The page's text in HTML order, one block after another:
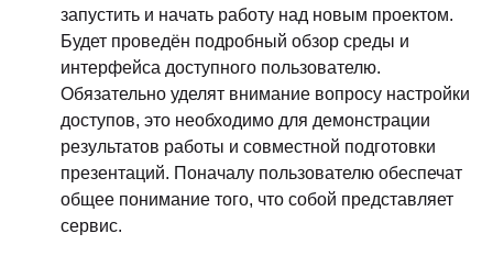
запустить и начать работу над новым проектом.
Будет проведён подробный обзор среды и
интерфейса доступного пользователю.
Обязательно уделят внимание вопросу настройки
доступов, это необходимо для демонстрации
результатов работы и совместной подготовки
презентаций. Поначалу пользователю обеспечат
общее понимание того, что собой представляет
сервис.